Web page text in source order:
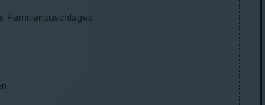
Familienzuschlages